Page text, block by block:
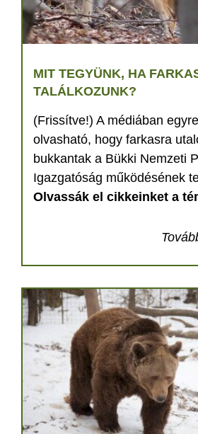
MIT TEGYÜNK, HA
TALÁLKOZUNK?
(Frissítve!) A médiában
olvasható, hogy farkasra
bukkantak a Bükki Nemzeti
Igazgatóság működésének
Olvassák el cikkeinket a